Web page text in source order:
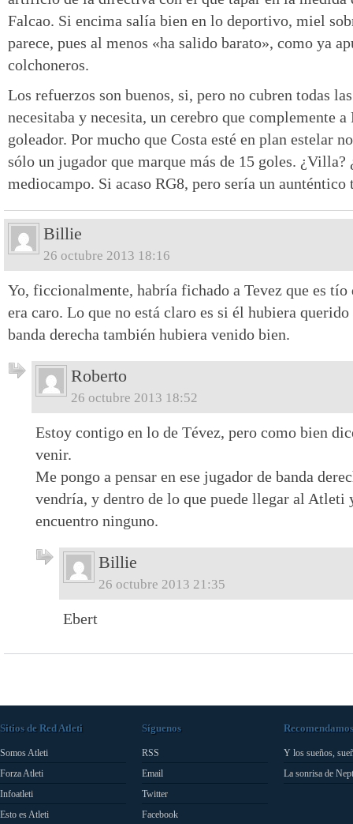
Falcao. Si encima salía bien en lo deportivo, miel
parece, pues al menos «ha salido barato», como ya
colchoneros.
Los refuerzos son buenos, si, pero no cubren todas
necesitaba y necesita, un cerebro que complemente
goleador. Por mucho que Costa esté en plan estelar
sólo un jugador que marque más de 15 goles.
mediocampo. Si acaso RG8, pero sería un
Billie
26 octubre 2013 18:16
Yo, ficcionalmente, habría fichado a Tevez que es tío
era caro. Lo que no está claro es si él hubiera
banda derecha también hubiera venido bien.
Roberto
26 octubre 2013 18:52
Estoy contigo en lo de Tévez, pero como bien
venir.
Me pongo a pensar en ese jugador de banda
vendría, y dentro de lo que puede llegar al Atleti
encuentro ninguno.
Billie
26 octubre 2013 21:35
Ebert
Sitios de Red Atleti
Somos Atleti
Forza Atleti
Infoatleti
Esto es Atleti
Síguenos
RSS
Email
Twitter
Facebook
Recomendamos
Y los sueños,
La sonrisa de